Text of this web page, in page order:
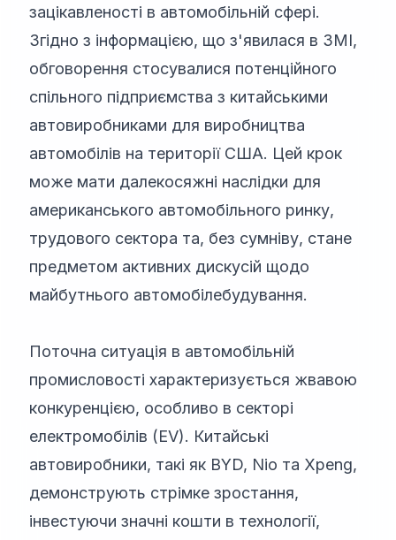
зацікавленості в автомобільній сфері.
Згідно з інформацією, що з'явилася в ЗМІ,
обговорення стосувалися потенційного
спільного підприємства з китайськими
автовиробниками для виробництва
автомобілів на території США. Цей крок
може мати далекосяжні наслідки для
американського автомобільного ринку,
трудового сектора та, без сумніву, стане
предметом активних дискусій щодо
майбутнього автомобілебудування.
Поточна ситуація в автомобільній
промисловості характеризується жвавою
конкуренцією, особливо в секторі
електромобілів (EV). Китайські
автовиробники, такі як BYD, Nio та Xpeng,
демонструють стрімке зростання,
інвестуючи значні кошти в технології,